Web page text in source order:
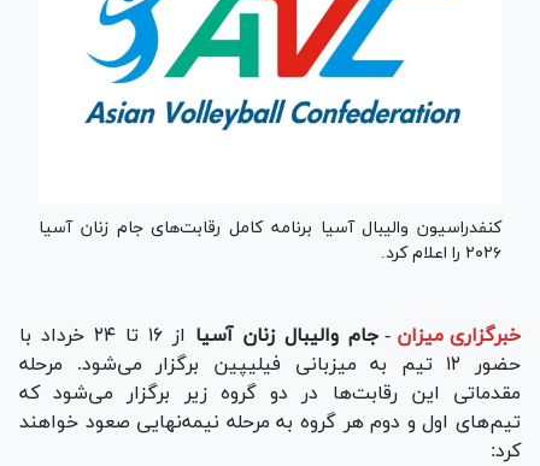
کنفدراسیون والیبال آسیا برنامه کامل رقابت‌های جام زنان آسیا
۲۰۲۶ را اعلام کرد.
خبرگزاری میزان - جام والیبال زنان آسیا
از ۱۶ تا ۲۴ خرداد با
حضور ۱۲ تیم به میزبانی فیلیپین برگزار می‌شود. مرحله
مقدماتی این رقابت‌ها در دو گروه زیر برگزار می‌شود که
تیم‌های اول و دوم هر گروه به مرحله نیمه‌نهایی صعود خواهند
کرد: